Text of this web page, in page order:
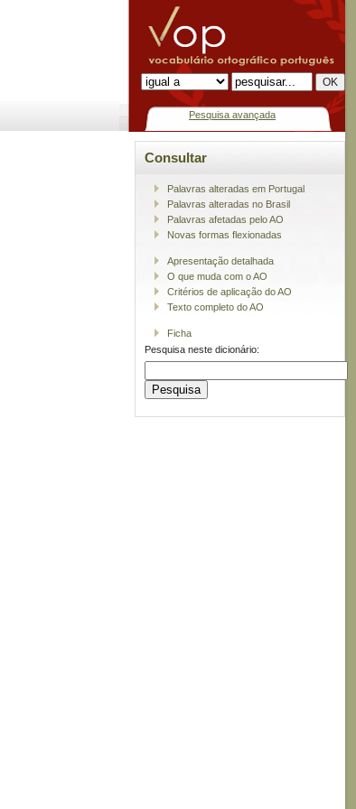
Pesquisa avançada
Consultar
Palavras alteradas em Portugal
Palavras alteradas no Brasil
Palavras afetadas pelo AO
Novas formas flexionadas
Apresentação detalhada
O que muda com o AO
Critérios de aplicação do AO
Texto completo do AO
Ficha
Pesquisa neste dicionário: